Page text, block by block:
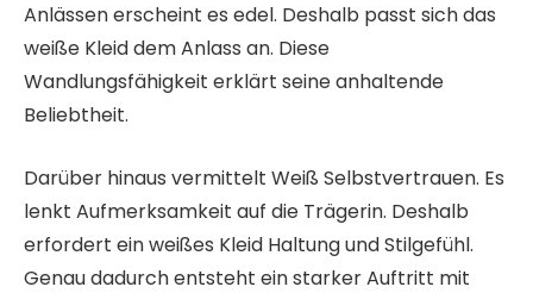
Anlässen erscheint es edel. Deshalb passt sich das
weiße Kleid dem Anlass an. Diese
Wandlungsfähigkeit erklärt seine anhaltende
Beliebtheit.
Darüber hinaus vermittelt Weiß Selbstvertrauen. Es
lenkt Aufmerksamkeit auf die Trägerin. Deshalb
erfordert ein weißes Kleid Haltung und Stilgefühl.
Genau dadurch entsteht ein starker Auftritt mit